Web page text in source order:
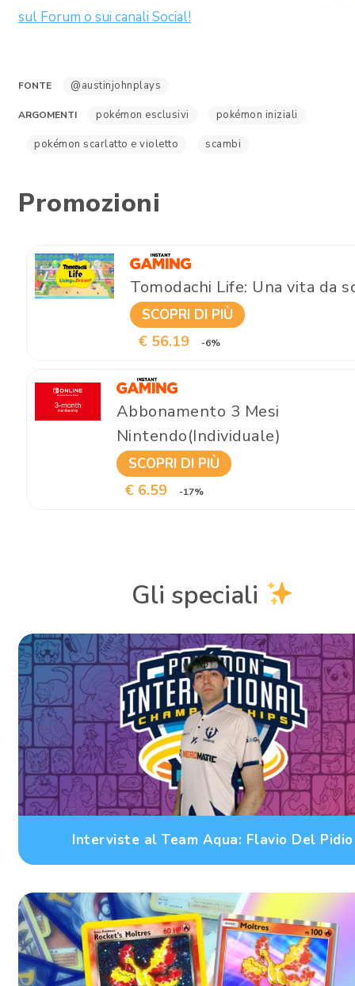
sul Forum o sui canali Social!
FONTE @austinjohnplays
ARGOMENTI pokémon esclusivi pokémon iniziali
pokémon scarlatto e violetto scambi
Promozioni
Tomodachi Life: Una vita da
SCOPRI DI PIÙ
€ 56.19 -6%
Abbonamento 3 Mesi
Nintendo(Individuale)
SCOPRI DI PIÙ
€ 6.59 -17%
Gli speciali
Interviste al Team Aqua: Flavio Del Pidio